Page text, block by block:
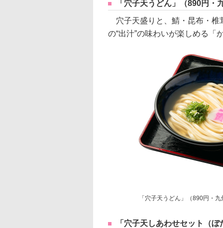
「穴子天うどん」（890円・
穴子天盛りと、鯖・昆布・椎
の“出汁”の味わいが楽しめる「
「穴子天うどん」（890円・
「穴子天しあわせセット（